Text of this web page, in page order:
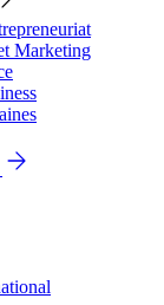
Marketing